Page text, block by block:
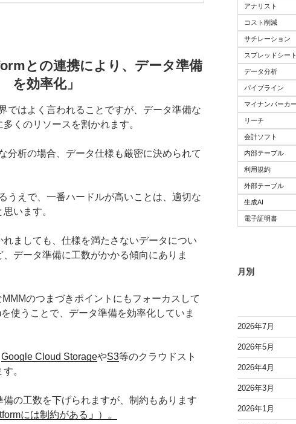
との連携により、データ準備
を効率化」
ではよく言われることですが、データ準備な
くのリソースを割かれます。
分析の場合、データ仕様も厳密に決められて
うえで、一番ハードルが高いことは、適切な
います。
ましても、仕様を満たさないデータについ
データ準備に工数がかかる傾向にありま
のつまづきポイントにもフォーカスして
使うことで、データ準備を効率化していま
Google Cloud StorageやS3等のクラウドスト
。
の工数を下げられますが、制約もあります
には制約がある 」 ）。
アナリスト
コスト削減
サチレーション
スプレッドシー
データ分析
パイプライン
マイナンバーカ
リーチ
会計ソフト
内部テーブル
利用規約
外部テーブル
生成AI
電子証明書
月別
2026年7月
2026年5月
2026年4月
2026年3月
2026年1月